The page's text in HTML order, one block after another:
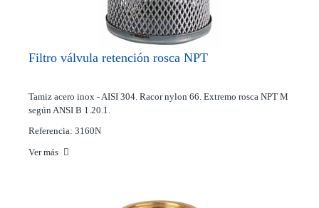
Filtro válvula retención rosca NPT
Tamiz acero inox - AISI 304. Racor nylon 66. Extremo rosca NPT M
según ANSI B 1.20.1.
Referencia: 3160N
Ver más